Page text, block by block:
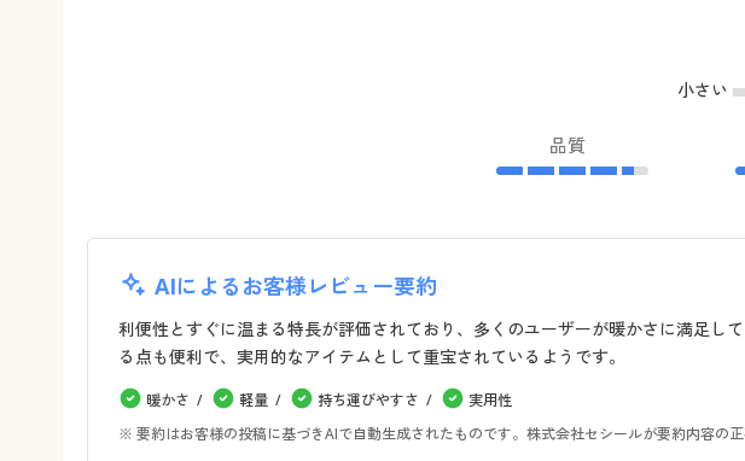
小さい
品質
AIによるお客様レビュー要約
利便性とすぐに温まる特長が評価されており、多くのユーザーが暖かさに満足し
る点も便利で、実用的なアイテムとして重宝されているようです。
暖かさ 軽量 持ち運びやすさ
実用性
※ 要約はお客様の投稿に基づきAIで自動生成されたものです。株式会社セシールが要約内容の